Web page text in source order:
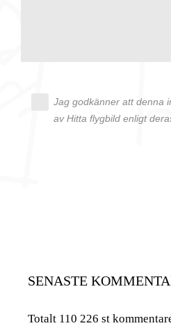
Jag godkänner att denna
av Hitta flygbild enligt
SENASTE
Totalt 110 226 st